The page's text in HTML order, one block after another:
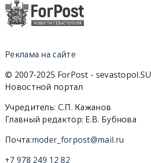
Реклама на сайте
© 2007-2025 ForPost - sevastopol.SU
Новостной портал
Учредитель: С.П. Кажанов
Главный редактор: Е.В. Бубнова
Почта:moder_forpost@mail.ru
+7 978 249 12 82